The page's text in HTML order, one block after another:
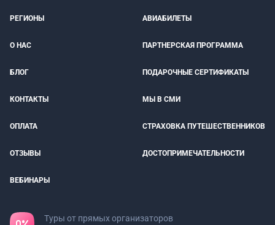
РЕГИОНЫ АВИАБИЛЕТЫ
О НАС ПАРТНЕРСКАЯ ПРОГРАММА
БЛОГ ПОДАРОЧНЫЕ СЕРТИФИКАТЫ
КОНТАКТЫ МЫ В СМИ
ОПЛАТА СТРАХОВКА ПУТЕШЕСТВЕННИКОВ
ОТЗЫВЫ ДОСТОПРИМЕЧАТЕЛЬНОСТИ
ВЕБИНАРЫ
Туры от прямых организаторов